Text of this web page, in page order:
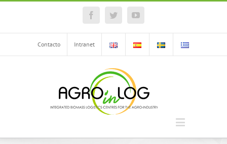
FacebookTwitterYouTube
Contacto Intranet